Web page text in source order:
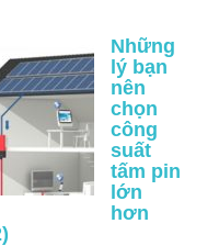
Những
lý bạn
nên
chọn
công
suất
tấm pin
lớn
hơn